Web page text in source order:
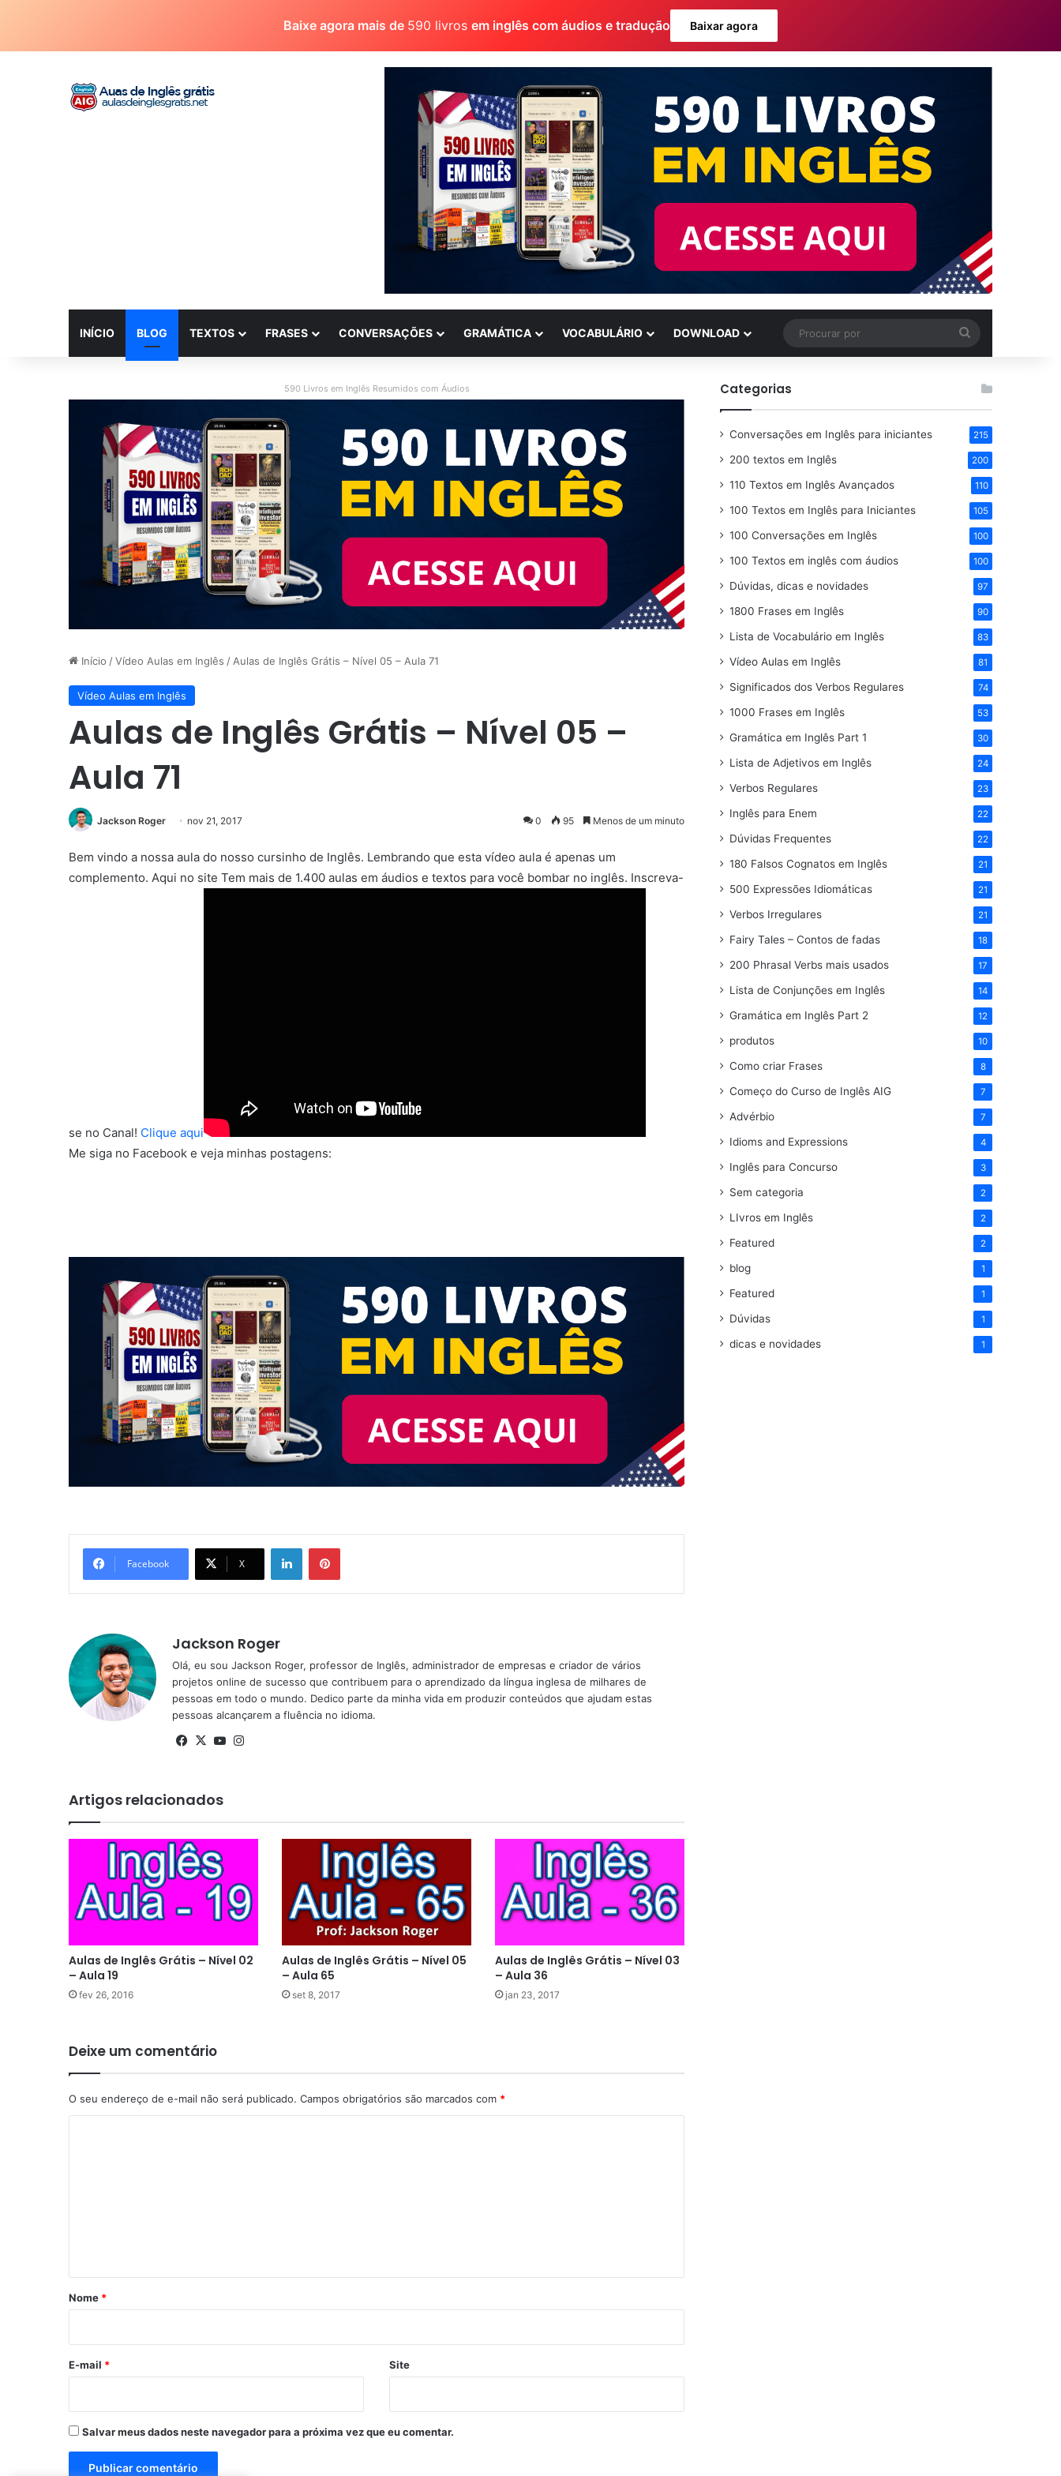
Baixe agora mais de 590 livros em inglês com áudios e tradução Baixar agora
INÍCIO BLOG TEXTOS FRASES CONVERSAÇÕES GRAMÁTICA VOCABULÁRIO DOWNLOAD
por
590 Livros em Inglês Resumidos com Áudios
Início /Vídeo Aulas em Inglês / Aulas de Inglês Grátis – Nível 05 – Aula 71
Vídeo Aulas em Inglês
Aulas de Inglês Grátis – Nível 05 –
Aula 71
Jackson Roger nov 21, 2017 0 95 Menos de um minuto
Bem vindo a nossa aula do nosso cursinho de Inglês. Lembrando que esta vídeo aula é apenas um
complemento. Aqui no site Tem mais de 1.400 aulas em áudios e textos para você bombar no inglês. Inscreva-
se no Canal! Clique aqui
Me siga no Facebook e veja minhas postagens:
Facebook X
LinkedinPinterest
Jackson Roger
Olá, eu sou Jackson Roger, professor de Inglês, administrador de empresas e criador de vários
projetos online de sucesso que contribuem para o aprendizado da língua inglesa de milhares de
pessoas em todo o mundo. Dedico parte da minha vida em produzir conteúdos que ajudam estas
pessoas alcançarem a fluência no idioma.
Facebook
X YouTube
Artigos relacionados
Aulas de Inglês Grátis – Nível 02
– Aula 19
fev 26, 2016
Aulas de Inglês Grátis – Nível 05
– Aula 65
set 8, 2017
Aulas de Inglês Grátis – Nível 03
– Aula 36
jan 23, 2017
Deixe um comentário
O seu endereço de e-mail não será publicado. Campos obrigatórios são marcados com *
r
*
Nome *
E-mail * Site
Salvar meus dados neste navegador para a próxima vez que eu comentar.
Categorias
Conversações em Inglês para iniciantes 215
200 textos em Inglês 200
110 Textos em Inglês Avançados 110
100 Textos em Inglês para Iniciantes 105
100 Conversações em Inglês 100
100 Textos em inglês com áudios 100
Dúvidas, dicas e novidades 97
1800 Frases em Inglês 90
Lista de Vocabulário em Inglês 83
Vídeo Aulas em Inglês 81
Significados dos Verbos Regulares 74
1000 Frases em Inglês 53
Gramática em Inglês Part 1 30
Lista de Adjetivos em Inglês 24
Verbos Regulares 23
Inglês para Enem 22
Dúvidas Frequentes 22
180 Falsos Cognatos em Inglês 21
500 Expressões Idiomáticas 21
Verbos Irregulares 21
Fairy Tales – Contos de fadas 18
200 Phrasal Verbs mais usados 17
Lista de Conjunções em Inglês 14
Gramática em Inglês Part 2 12
produtos 10
Como criar Frases 8
Começo do Curso de Inglês AIG 7
Advérbio 7
Idioms and Expressions 4
Inglês para Concurso 3
Sem categoria 2
LIvros em Inglês 2
Featured 2
blog 1
Featured 1
Dúvidas 1
dicas e novidades 1